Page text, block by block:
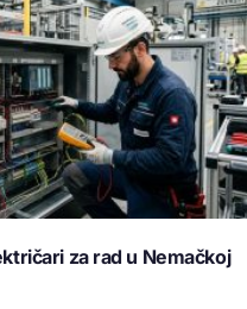
za rad u Nemačkoj